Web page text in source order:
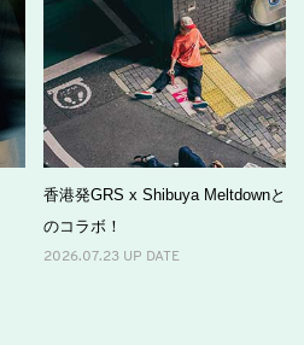
香港発GRS x Shibuya Meltdownと
のコラボ！
2026.07.23 UP DATE